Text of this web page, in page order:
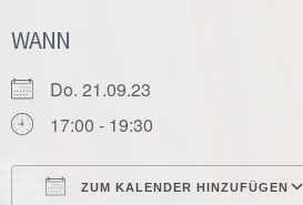
WANN
Do. 21.09.23
17:00 - 19:30
ZUM KALENDER HINZUFÜGEN